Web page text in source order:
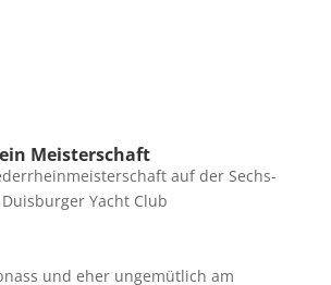
Meisterschaft
auf der Sechs-
Yacht Club
und eher ungemütlich am